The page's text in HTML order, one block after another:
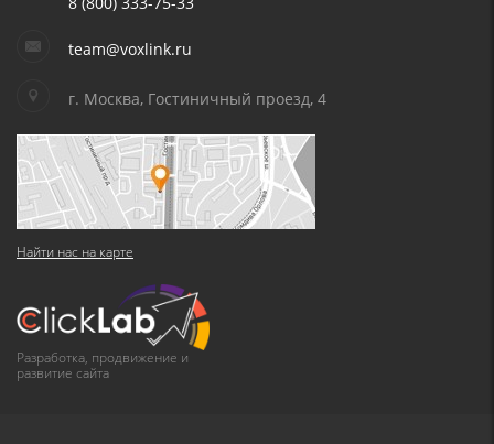
team@voxlink.ru
г. Москва, Гостиничный проезд, 4
Найти нас на карте
Разработка, продвижение и
развитие сайта